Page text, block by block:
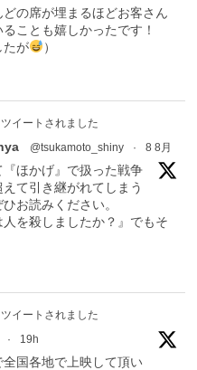
の席が埋まるほどお客さん
ことも嬉しかったです！
たが
）
イートされました
@tsukamoto_shiny · 8 8月
ほかげ』で扱った戦争
て引き継がれてしまう
お読みください。
人を殺しましたか？』でもそ
イートされました
· 19h
国各地で上映して頂い